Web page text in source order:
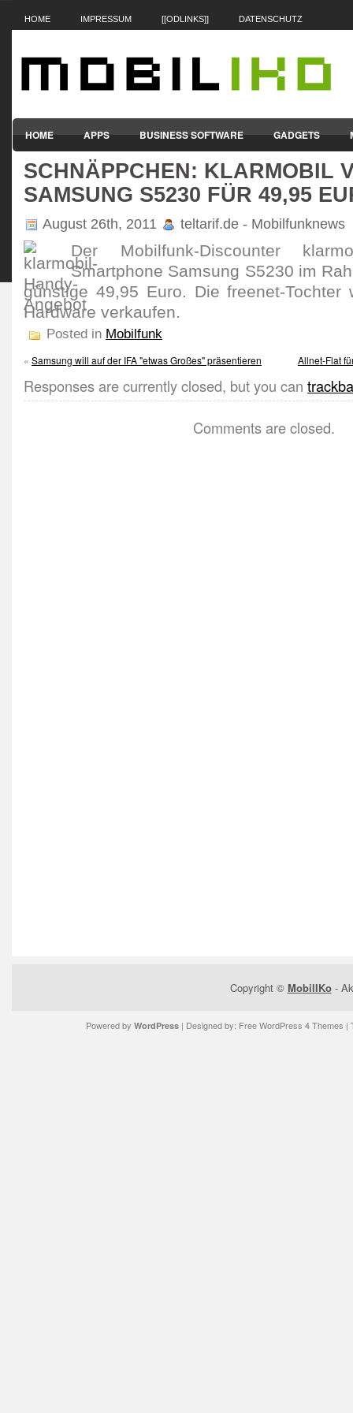
HOME IMPRESSUM [[ODLINKS]] DATENSCHUTZ
HOME APPS BUSINESS SOFTWARE GADGETS
SMARTPHONES & HANDYS TABLET-PCS VERTRÄGE &
SCHNÄPPCHEN: KLARMOBIL
SAMSUNG S5230 FÜR 49,95
August 26th, 2011 teltarif.de - Mobilfunknews
Der Mobilfunk-Discounter
Smartphone Samsung S5230 im
günstige 49,95 Euro. Die freenet-Tochter
Hardware verkaufen.
Posted in Mobilfunk
« Samsung will auf der IFA "etwas Großes" präsentieren Allnet-Flat
Responses are currently closed, but you can
Comments are closed.
Copyright © MobilIKo-
Powered by WordPress| Designed by: Free WordPress 4 Themes |